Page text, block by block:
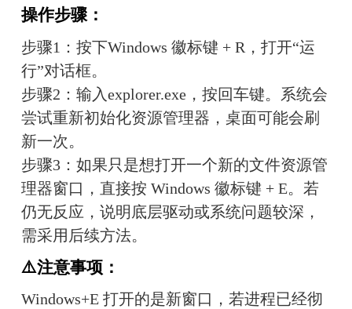
操作步骤：
步骤1：按下Windows 徽标键 + R，打开“运
行”对话框。
步骤2：输入explorer.exe，按回车键。系统会
尝试重新初始化资源管理器，桌面可能会刷
新一次。
步骤3：如果只是想打开一个新的文件资源管
理器窗口，直接按 Windows 徽标键 + E。若
仍无反应，说明底层驱动或系统问题较深，
需采用后续方法。
⚠️注意事项：
Windows+E 打开的是新窗口，若进程已经彻